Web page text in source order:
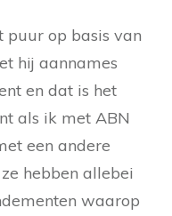
puur op basis van
hij aannames
en dat is het
als ik met ABN
een andere
hebben allebei
waarop